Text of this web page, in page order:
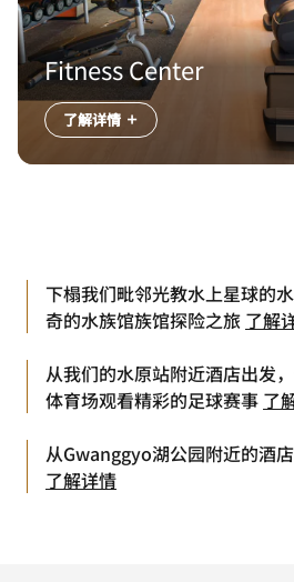
Fitness Center
了解详情
下榻我们毗邻光教水上星球的
奇的水族馆族馆探险之旅 了解
从我们的水原站附近酒店出发
体育场观看精彩的足球赛事 了
从Gwanggyo湖公园附近的酒
了解详情